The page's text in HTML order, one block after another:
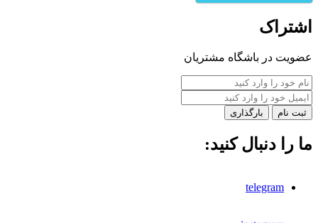
اشتراک
عضویت در باشگاه مشتریان
بارگذاری
ما را دنبال کنید:
telegram